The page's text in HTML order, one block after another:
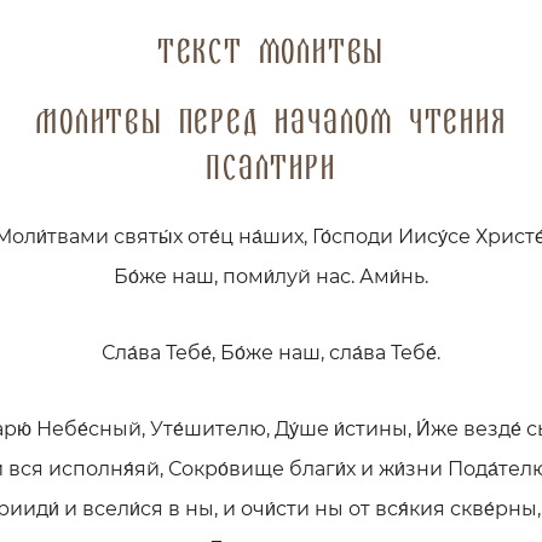
Текст молитвы
Молитвы перед началом чтения
Псалтири
святы́х оте́ц на́ших, Го́споди Иису́се
Бо́же наш, поми́луй нас. Ами́нь.
Сла́ва Тебе́, Бо́же наш, сла́ва Тебе́.
Небе́сный, Уте́шителю, Ду́ше и́стины, И́же везде́
вся исполня́яй, Сокро́вище благи́х и жи́зни
и всели́ся в ны, и очи́сти ны от вся́кия